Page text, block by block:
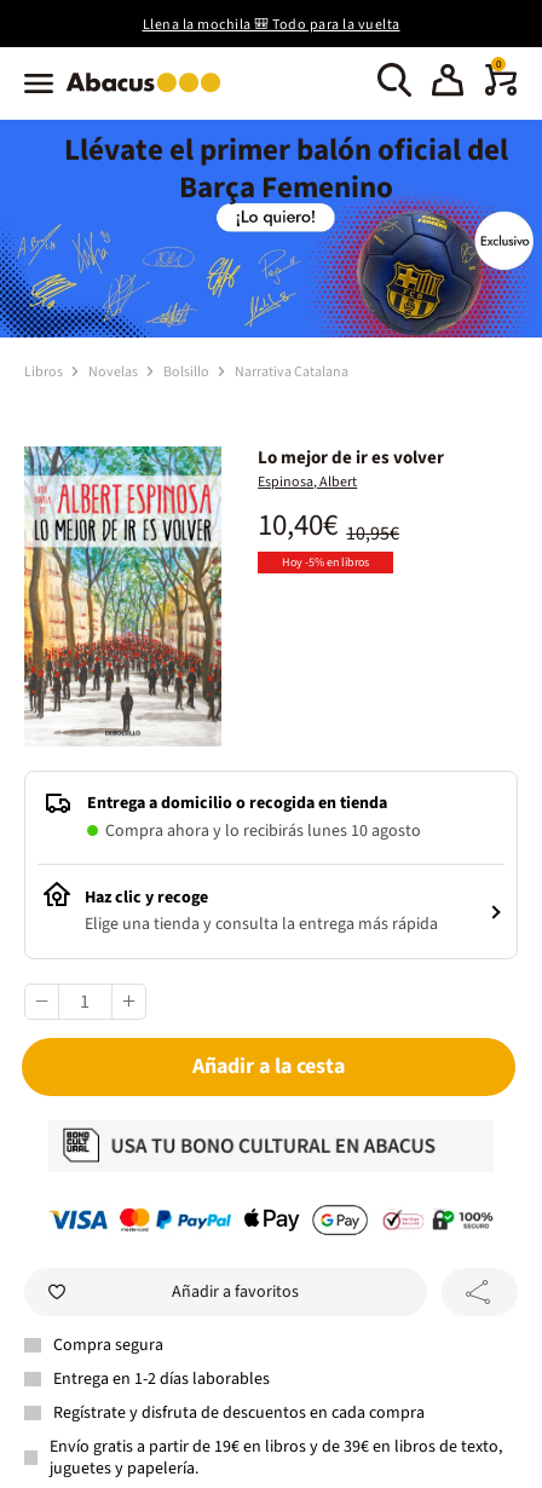
Llena la mochila 🎒 Todo para la vuelta
0
Llévate el primer balón oficial del
Barça Femenino
Libros Novelas Bolsillo Narrativa Catalana
Lo mejor de ir es volver
Espinosa, Albert
10,95€
10,40€
Hoy -5% en libros
Entrega a domicilio o recogida en tienda
Compra ahora y lo recibirás lunes 10 agosto
Haz clic y recoge
Elige una tienda y consulta la entrega más rápida
Añadir a la cesta
Añadir a favoritos
Compra segura
Entrega en 1-2 días laborables
Regístrate y disfruta de descuentos en cada compra
Envío gratis a partir de 19€ en libros y de 39€ en libros de texto,
juguetes y papelería.